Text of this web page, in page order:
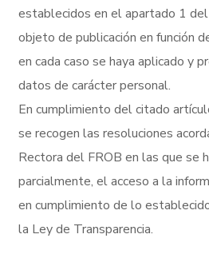
establecidos en el apartado 1
objeto de publicación en función
en cada caso se haya aplicado y
datos de carácter personal.
En cumplimiento del citado
se recogen las resoluciones
Rectora del FROB en las que se
parcialmente, el acceso a la
en cumplimiento de lo
la Ley de Transparencia.